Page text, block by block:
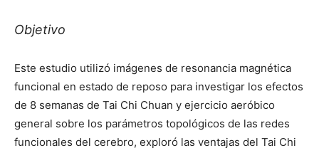
Objetivo
Este estudio utilizó imágenes de resonancia magnética
funcional en estado de reposo para investigar los efectos
de 8 semanas de Tai Chi Chuan y ejercicio aeróbico
general sobre los parámetros topológicos de las redes
funcionales del cerebro, exploró las ventajas del Tai Chi